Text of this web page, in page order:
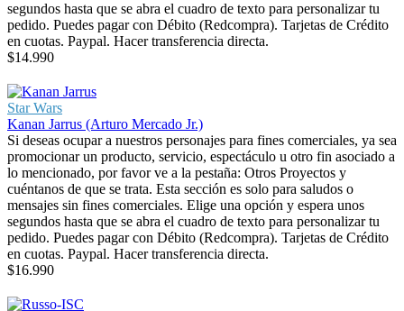
segundos hasta que se abra el cuadro de texto para personalizar tu
pedido. Puedes pagar con Débito (Redcompra). Tarjetas de Crédito
en cuotas. Paypal. Hacer transferencia directa.
$14.990
Star Wars
Kanan Jarrus (Arturo Mercado Jr.)
Si deseas ocupar a nuestros personajes para fines comerciales, ya sea
promocionar un producto, servicio, espectáculo u otro fin asociado a
lo mencionado, por favor ve a la pestaña: Otros Proyectos y
cuéntanos de que se trata. Esta sección es solo para saludos o
mensajes sin fines comerciales. Elige una opción y espera unos
segundos hasta que se abra el cuadro de texto para personalizar tu
pedido. Puedes pagar con Débito (Redcompra). Tarjetas de Crédito
en cuotas. Paypal. Hacer transferencia directa.
$16.990